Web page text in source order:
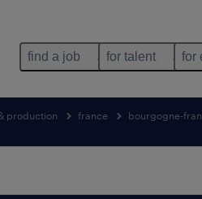
find a job for talent for
production france bourgogne-